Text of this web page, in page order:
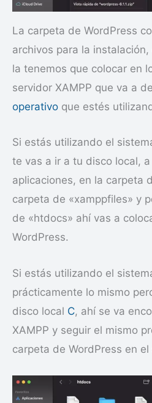
La carpeta de WordPress
archivos para la
la tenemos que colocar en
servidor XAMPP que va a
operativo que estés
Si estás utilizando el
te vas a ir a tu disco local,
aplicaciones, en la carpeta
carpeta de «xamppfiles» y
de «htdocs» ahí vas a
WordPress.
Si estás utilizando el
prácticamente lo mismo
disco local C, ahí se va
XAMPP y seguir el mismo
carpeta de WordPress en